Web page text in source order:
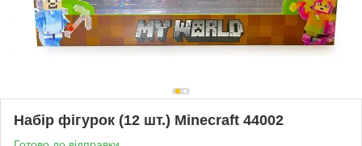
Набір фігурок (12 шт.) Minecraft 44002